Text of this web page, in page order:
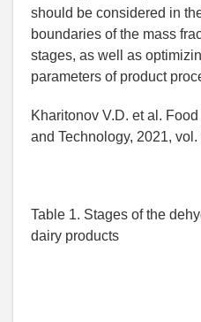
should be considered in
boundaries of the mass
stages, as well as
parameters of product
Kharitonov V.D. et al.
and Technology, 2021,
Table 1. Stages of the
dairy products